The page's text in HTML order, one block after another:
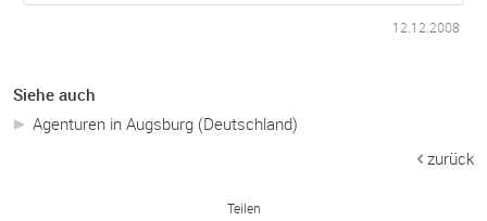
12.12.2008
Siehe auch
Agenturen in Augsburg (Deutschland)
zurück
Teilen